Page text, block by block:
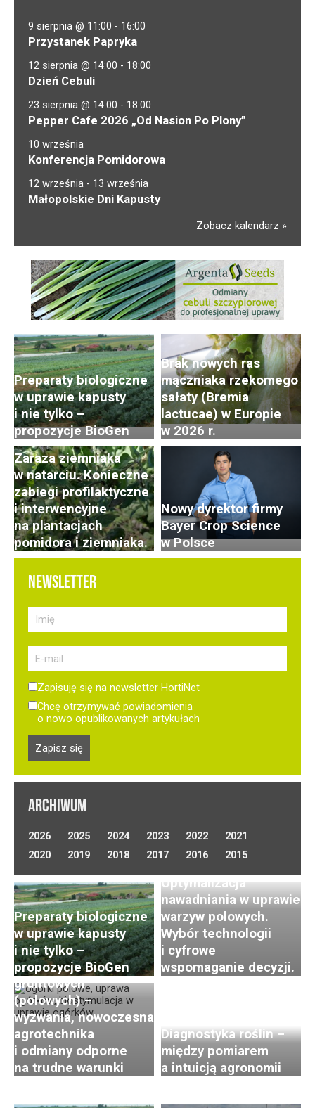
9 sierpnia @ 11:00 - 16:00
Przystanek Papryka
12 sierpnia @ 14:00 - 18:00
Dzień Cebuli
23 sierpnia @ 14:00 - 18:00
Pepper Cafe 2026 „Od Nasion Po Plony”
10 września
Konferencja Pomidorowa
12 września - 13 września
Małopolskie Dni Kapusty
Zobacz kalendarz
Preparaty biologiczne
w uprawie kapusty
i nie tylko –
propozycje BioGen
Brak nowych ras
mączniaka rzekomego
sałaty (Bremia
lactucae) w Europie
w 2026 r.
Zaraza ziemniaka
w natarciu. Konieczne
zabiegi profilaktyczne
i interwencyjne
na plantacjach
pomidora i ziemniaka.
Nowy dyrektor firmy
Bayer Crop Science
w Polsce
NEWSLETTER
Zapisuję się na newsletter HortiNet
Chcę otrzymywać powiadomienia
o nowo opublikowanych artykułach
ARCHIWUM
2026 2025 2024 2023 2022
2021
2020
2019 2018 2017 2016 2015
Preparaty biologiczne
w uprawie kapusty
i nie tylko –
propozycje BioGen
Optymalizacja
nawadniania w uprawie
warzyw polowych.
Wybór technologii
i cyfrowe
wspomaganie decyzji.
Uprawa ogórków
gruntowych
(polowych) –
wyzwania, nowoczesna
agrotechnika
i odmiany odporne
na trudne warunki
Diagnostyka roślin –
między pomiarem
a intuicją agronomii
Postępy i trendy